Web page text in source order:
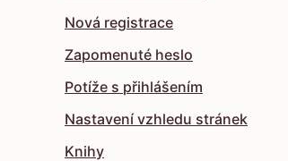
Nová registrace
Zapomenuté heslo
Potíže s přihlášením
Nastavení vzhledu stránek
Knihy